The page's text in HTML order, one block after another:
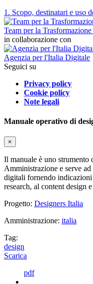
1. Scopo, destinatari e uso
Team per la
in collaborazione con
Agenzia per l'Italia Digitale
Seguici su
Privacy policy
Cookie policy
Note legali
Manuale operativo di
×
Il manuale è uno strumento
Amministrazione e serve
digitali fornendo indicazioni
research, al content design
Progetto: Designers Italia
Amministrazione: italia
Tag:
design
Scarica
pdf